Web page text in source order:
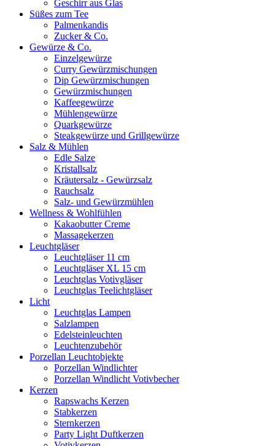
Geschirr aus Glas
Süßes zum Tee
Palmenkandis
Zucker & Co.
Gewürze & Co.
Einzelgewürze
Curry Gewürzmischungen
Dip Gewürzmischungen
Gewürzmischungen
Kaffeegewürze
Mühlengewürze
Quarkgewürze
Steakgewürze und Grillgewürze
Salz & Mühlen
Edle Salze
Kristallsalz
Kräutersalz - Gewürzsalz
Rauchsalz
Salz- und Gewürzmühlen
Wellness & Wohlfühlen
Kakaobutter Creme
Massagekerzen
Leuchtgläser
Leuchtgläser 11 cm
Leuchtgläser XL 15 cm
Leuchtglas Votivgläser
Leuchtglas Teelichtgläser
Licht
Leuchtglas Lampen
Salzlampen
Edelsteinleuchten
Leuchtenzubehör
Porzellan Leuchtobjekte
Porzellan Windlichter
Porzellan Windlicht Votivbecher
Kerzen
Rapswachs Kerzen
Stabkerzen
Sternkerzen
Party Light Duftkerzen